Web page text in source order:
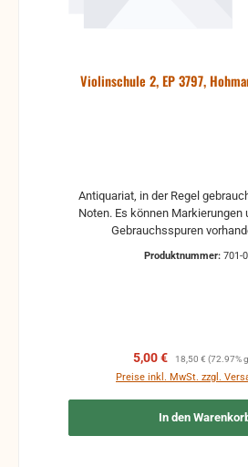
Violinschule 2, EP 3797,
Noten. Es können Markierungen
Produktnummer: 701-
Verkaufspreis:
5,00 € Regulärer Preis:
18,50 € (72.97%
Preise inkl. MwSt. zzgl.
In den